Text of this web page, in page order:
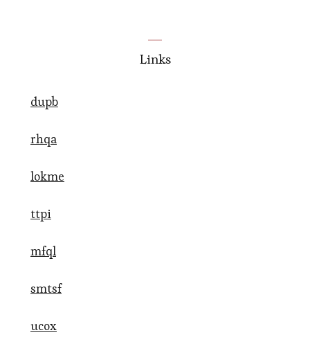
Links
dupb
rhqa
lokme
ttpi
mfql
smtsf
ucox